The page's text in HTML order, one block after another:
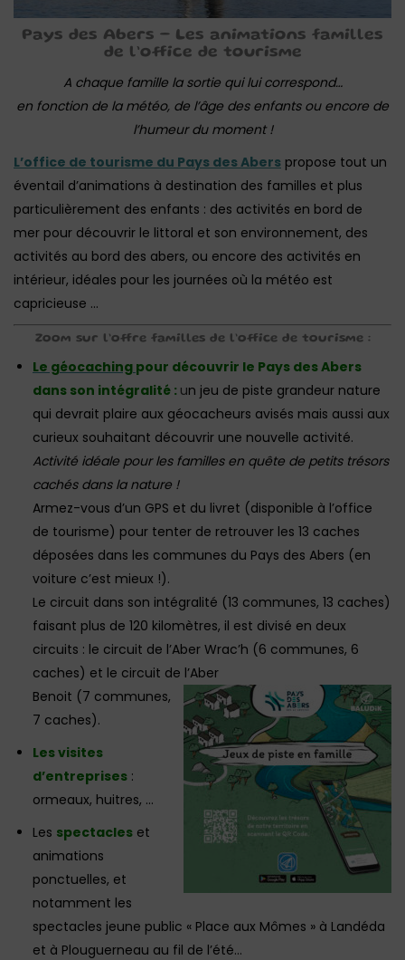
Pays des Abers – Les animations familles
de l’office de tourisme
A chaque famille la sortie qui lui correspond…
en fonction de la météo, de l’âge des enfants ou encore de
l’humeur du moment !
L’office de tourisme du Pays des Abers propose tout un
éventail d’animations à destination des familles et plus
particulièrement des enfants : des activités en bord de
mer pour découvrir le littoral et son environnement, des
activités au bord des abers, ou encore des activités en
intérieur, idéales pour les journées où la météo est
capricieuse …
Zoom sur l’offre familles de l’office de tourisme :
Le géocaching pour découvrir le Pays des Abers
dans son intégralité : un jeu de piste grandeur nature
qui devrait plaire aux géocacheurs avisés mais aussi aux
curieux souhaitant découvrir une nouvelle activité.
Activité idéale pour les familles en quête de petits trésors
cachés dans la nature !
Armez-vous d’un GPS et du livret (disponible à l’office
de tourisme) pour tenter de retrouver les 13 caches
déposées dans les communes du Pays des Abers (en
voiture c’est mieux !).
Le circuit dans son intégralité (13 communes, 13 caches)
faisant plus de 120 kilomètres, il est divisé en deux
circuits : le circuit de l’Aber Wrac’h (6 communes, 6
caches) et le circuit de l’Aber
Benoit (7 communes,
7 caches).
Les visites
d’entreprises :
ormeaux, huitres, …
Les spectacles et
animations
ponctuelles, et
notamment les
spectacles jeune public « Place aux Mômes » à Landéda
et à Plouguerneau au fil de l’été…